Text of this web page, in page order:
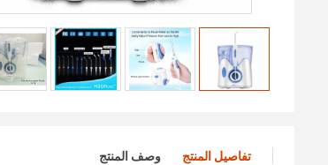
تفاصيل المنتج وصف المنتج